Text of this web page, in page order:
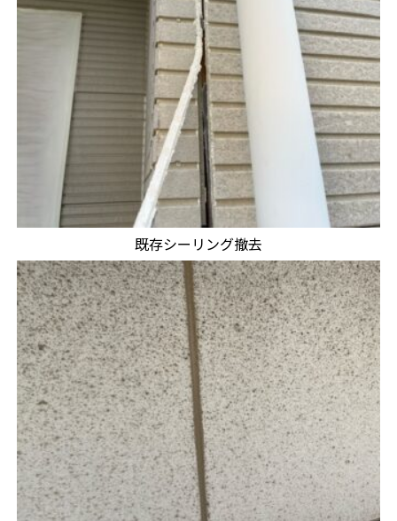
既存シーリング撤去